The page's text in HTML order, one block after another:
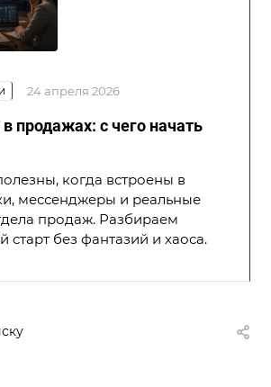
24 апреля 2026
продажах: с чего начать
когда встроены в
мессенджеры и реальные
продаж. Разбираем
старт без фантазий и хаоса.